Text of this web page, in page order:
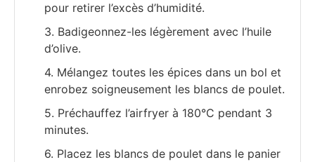
pour retirer l’excès d’humidité.
3. Badigeonnez-les légèrement avec l’huile
d’olive.
4. Mélangez toutes les épices dans un bol et
enrobez soigneusement les blancs de poulet.
5. Préchauffez l’airfryer à 180°C pendant 3
minutes.
6. Placez les blancs de poulet dans le panier